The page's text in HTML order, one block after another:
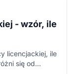
- wzór, ile
licencjackiej, ile
się od